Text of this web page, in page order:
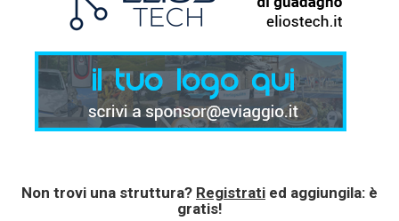
Non trovi una struttura? Registrati ed aggiungila: è
gratis!